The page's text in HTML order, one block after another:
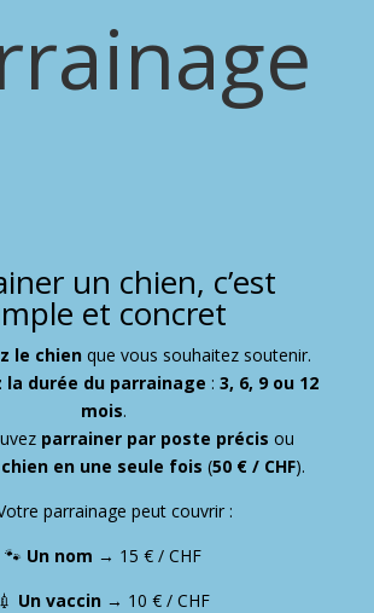
un chien, c’est
et concret
le chien que vous souhaitez soutenir.
la durée du parrainage :3, 6, 9 ou 12
mois.
parrainer par poste précis ou
en une seule fois (50 € / CHF).
parrainage peut couvrir :
🐾 Un nom → 15 € / CHF
💉 Un vaccin → 10 € / CHF